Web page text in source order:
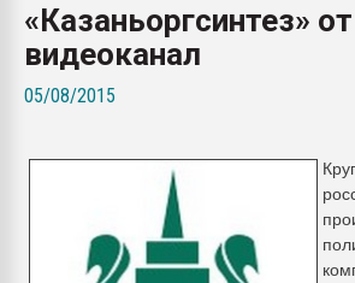
«Казаньоргсинтез»
видеоканал
05/08/2015